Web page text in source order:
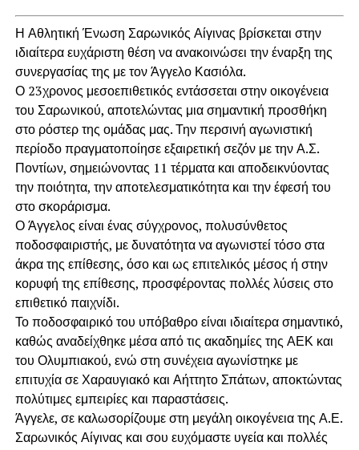
Η Αθλητική Ένωση Σαρωνικός Αίγινας βρίσκεται στην
ιδιαίτερα ευχάριστη θέση να ανακοινώσει την έναρξη της
συνεργασίας της με τον Άγγελο Κασιόλα.
Ο 23χρονος μεσοεπιθετικός εντάσσεται στην οικογένεια
του Σαρωνικού, αποτελώντας μια σημαντική προσθήκη
στο ρόστερ της ομάδας μας. Την περσινή αγωνιστική
περίοδο πραγματοποίησε εξαιρετική σεζόν με την Α.Σ.
Ποντίων, σημειώνοντας 11 τέρματα και αποδεικνύοντας
την ποιότητα, την αποτελεσματικότητα και την έφεσή του
στο σκοράρισμα.
Ο Άγγελος είναι ένας σύγχρονος, πολυσύνθετος
ποδοσφαιριστής, με δυνατότητα να αγωνιστεί τόσο στα
άκρα της επίθεσης, όσο και ως επιτελικός μέσος ή στην
κορυφή της επίθεσης, προσφέροντας πολλές λύσεις στο
επιθετικό παιχνίδι.
Το ποδοσφαιρικό του υπόβαθρο είναι ιδιαίτερα σημαντικό,
καθώς αναδείχθηκε μέσα από τις ακαδημίες της ΑΕΚ και
του Ολυμπιακού, ενώ στη συνέχεια αγωνίστηκε με
επιτυχία σε Χαραυγιακό και Αήττητο Σπάτων, αποκτώντας
πολύτιμες εμπειρίες και παραστάσεις.
Άγγελε, σε καλωσορίζουμε στη μεγάλη οικογένεια της Α.Ε.
Σαρωνικός Αίγινας και σου ευχόμαστε υγεία και πολλές